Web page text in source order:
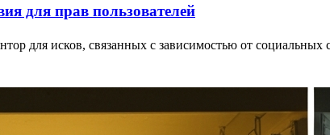
для прав пользователей
для исков, связанных с зависимостью от социальных